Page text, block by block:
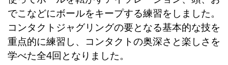
でこなどにボールをキープする練習をしました。
コンタクトジャグリングの要となる基本的な技を
重点的に練習し、コンタクトの奥深さと楽しさを
学べた全4回となりました。